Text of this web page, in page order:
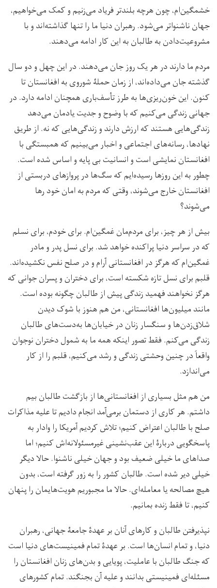
خشمگین‌ام، چون هرچه بلندتر فریاد می‌زنیم و کمک می‌خواهیم،
جهان ناشنواتر می‌شود. رهبران دنیا ما را تنها گذاشته‌اند و با
مشروعیت‌دادن به طالبان به این کار ادامه می‌دهند.
مردم ما دارند در هر یک روز جان می‌دهند. در این چهل و دو سال
گذشته جان می‌داده‌اند، از زمان حملۀ شوروی به افغانستان تا
کنون. این خون‌ریزی‌ها به طرز تأسف‌باری همچنان ادامه دارد. در
جهانی زندگی می‌کنیم که با وضوح و جدیت یادمان می‌دهد
زندگی‌هایی هستند که ارزش دارند و زندگی‌هایی که نه. از طریق
نهادها، رسانه‌های اجتماعی و اخبار می‌بینیم که همبستگی با
افغانستان نمایشی است و انسانیت بی پایه و اساس شده است.
چطور به این روزها رسیده‌ایم که سگ‌ها در پروازهای دربستی از
افغانستان خارج می‌شوند، وقتی که مردم به امان خود رها
می‌شوند؟
بیش از هر چیز، برای مردم‌مان غمگین‌ام. برای خودم، برای نسلم
که در سراسر دنیا پراکنده خواهد شد. برای نسل پدر و مادر
غمگین‌ام که هرگز در افغانستانی آرام و در صلح نفس نکشیده‌اند.
قلبم برای نسل تازه شکسته است، برای دختران و پسران جوانی که
هرگز نخواهند فهمید زندگی پیش از طالبان چگونه بوده است.
مانند میلیون‌ها افغانستانی، من هم هنوز با شوک دیدن
شلاق‌زدن‌ها و سنگسار زنان در خیابان‌ها به‌دست‌های طالبان
زندگی می‌کنم. فقط تصور اینکه همه ما به شمول دختران نوجوان
واقعاً در چنین وحشتی زندگی و رشد می‌کنیم، قلبم را از کار
می‌اندازد.
من هم مثل بسیاری از افغانستانی‌ها از بازگشت طالبان بیم
داشتم. هر کاری از دستمان برمی‌آمد انجام دادیم تا علیه مذاکرات
صلح با طالبان اعتراض کنیم؛ تلاش کردیم آمریکا را وادار به
پاسخگویی دربارۀ این عقب‌نشینی غیرمسئولانه‌اش کنیم؛ اما
صداهای ما خیلی ضعیف بود و جهان خیلی ناشنوا. حالا دیگر
خیلی دیر شده است. طالبان کشور را به زور گرفته است، بدون
هیچ مصالحه یا معامله‌ای. حالا ما مجبوریم هویت‌هایمان را پنهان
کنیم، تا فقط زنده بمانیم.
نپذیرفتن طالبان و کارهای آنان بر عهدۀ جامعۀ جهانی، رهبران
دنیا، و تمام انسان‌ها است. بر عهدۀ تمام فمینیست‌های دنیا است
که جنگ طالبان با عاملیت، پویایی و بدن‌های زنان افغانستان را
مسئله‌ای فمینیستی بدانند و علیه آن بجنگند. تمام کشورهای